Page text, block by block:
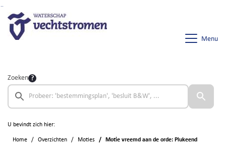
Menu
Zoeken
U bevindt zich hier:
Home Overzichten Moties Motie vreemd aan de orde: Plukeend